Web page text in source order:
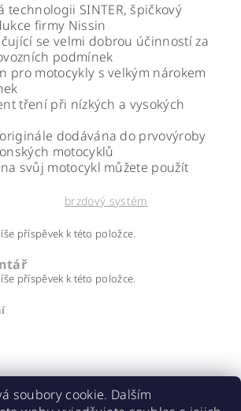
technologii SINTER, špičkový
firmy Nissin
se velmi dobrou účinností za
podmínek
pro motocykly s velkým nárokem
tření při nízkých a vysokých
dodávána do prvovýroby
motocyklů
svůj motocykl můžete použít
brzdový systém
příspěvek k této položce.
příspěvek k této položce.
soubory cookie. Dalším